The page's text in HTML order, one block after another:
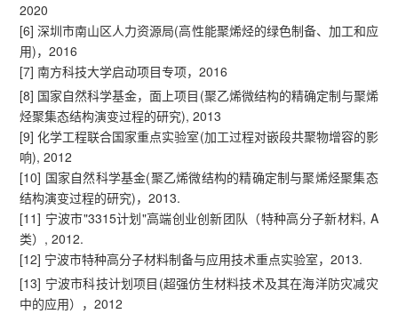
2020
[6] 深圳市南山区人力资源局(高性能聚烯烃的绿色制备、加工和应
用)，2016
[7] 南方科技大学启动项目专项，2016
[8] 国家自然科学基金，面上项目(聚乙烯微结构的精确定制与聚烯
烃聚集态结构演变过程的研究), 2013
[9] 化学工程联合国家重点实验室(加工过程对嵌段共聚物增容的影
响), 2012
[10] 国家自然科学基金(聚乙烯微结构的精确定制与聚烯烃聚集态
结构演变过程的研究)，2013.
[11] 宁波市"3315计划"高端创业创新团队（特种高分子新材料, A
类）, 2012.
[12] 宁波市特种高分子材料制备与应用技术重点实验室，2013.
[13] 宁波市科技计划项目(超强仿生材料技术及其在海洋防灾减灾
中的应用），2012